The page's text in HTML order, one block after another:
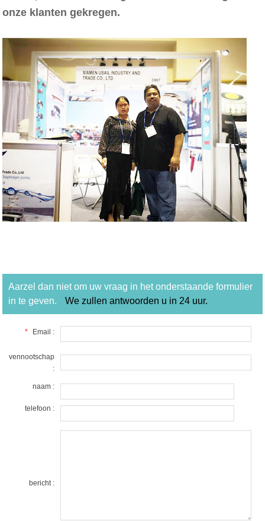
onze klanten gekregen.
Aarzel dan niet om uw vraag in het onderstaande formulier
in te geven.
We zullen antwoorden u in 24 uur.
* Email :
vennootschap
:
naam :
telefoon :
bericht :